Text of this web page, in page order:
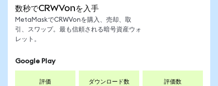
数秒でCRWVonを入手
MetaMaskでCRWVonを購入、売却、取
引、スワップ。最も信頼される暗号資産ウォ
レット。
Google Play
評価 ダウンロード数 評価数